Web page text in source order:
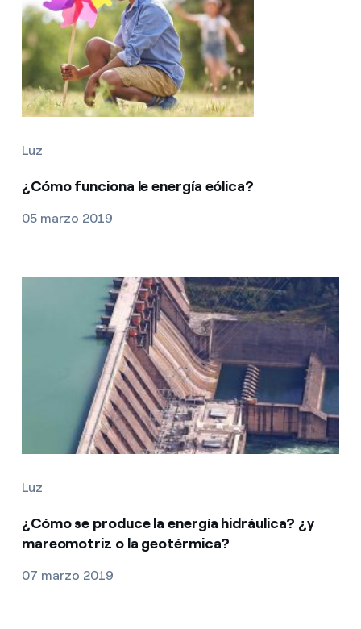
Luz
¿Cómo funciona le energía eólica?
05 marzo 2019
Luz
¿Cómo se produce la energía hidráulica? ¿y
mareomotriz o la geotérmica?
07 marzo 2019